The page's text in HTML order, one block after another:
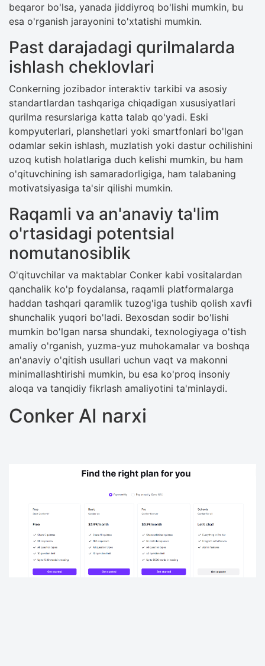
beqaror bo'lsa, yanada jiddiyroq bo'lishi mumkin, bu
esa o'rganish jarayonini to'xtatishi mumkin.
Past darajadagi qurilmalarda
ishlash cheklovlari
Conkerning jozibador interaktiv tarkibi va asosiy
standartlardan tashqariga chiqadigan xususiyatlari
qurilma resurslariga katta talab qo'yadi. Eski
kompyuterlari, planshetlari yoki smartfonlari bo'lgan
odamlar sekin ishlash, muzlatish yoki dastur ochilishini
uzoq kutish holatlariga duch kelishi mumkin, bu ham
o'qituvchining ish samaradorligiga, ham talabaning
motivatsiyasiga ta'sir qilishi mumkin.
Raqamli va an'anaviy ta'lim
o'rtasidagi potentsial
nomutanosiblik
O'qituvchilar va maktablar Conker kabi vositalardan
qanchalik ko'p foydalansa, raqamli platformalarga
haddan tashqari qaramlik tuzog'iga tushib qolish xavfi
shunchalik yuqori bo'ladi. Bexosdan sodir bo'lishi
mumkin bo'lgan narsa shundaki, texnologiyaga o'tish
amaliy o'rganish, yuzma-yuz muhokamalar va boshqa
an'anaviy o'qitish usullari uchun vaqt va makonni
minimallashtirishi mumkin, bu esa ko'proq insoniy
aloqa va tanqidiy fikrlash amaliyotini ta'minlaydi.
Conker AI narxi